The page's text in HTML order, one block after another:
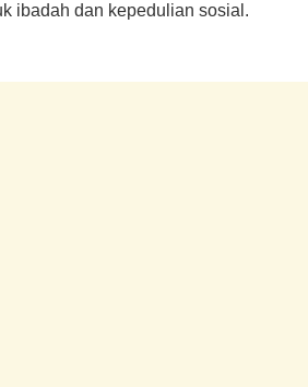
ibadah dan kepedulian sosial.